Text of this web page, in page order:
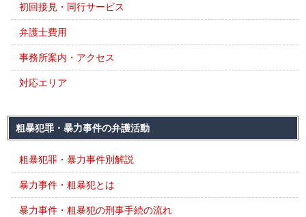
初回接見・同行サービス
弁護士費用
事務所案内・アクセス
対応エリア
粗暴犯罪・暴力事件の弁護活動
粗暴犯罪・暴力事件別解説
暴力事件・粗暴犯とは
暴力事件・粗暴犯の刑事手続の流れ